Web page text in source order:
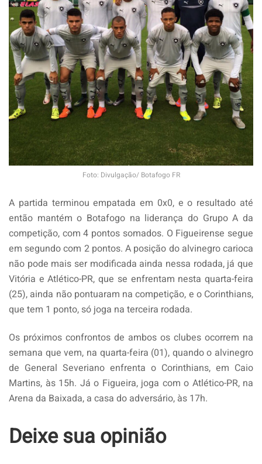
Foto: Divulgação/ Botafogo FR
A partida terminou empatada em 0x0, e o resultado até
então mantém o Botafogo na liderança do Grupo A da
competição, com 4 pontos somados. O Figueirense segue
em segundo com 2 pontos. A posição do alvinegro carioca
não pode mais ser modificada ainda nessa rodada, já que
Vitória e Atlético-PR, que se enfrentam nesta quarta-feira
(25), ainda não pontuaram na competição, e o Corinthians,
que tem 1 ponto, só joga na terceira rodada.
Os próximos confrontos de ambos os clubes ocorrem na
semana que vem, na quarta-feira (01), quando o alvinegro
de General Severiano enfrenta o Corinthians, em Caio
Martins, às 15h. Já o Figueira, joga com o Atlético-PR, na
Arena da Baixada, a casa do adversário, às 17h.
Deixe sua opinião